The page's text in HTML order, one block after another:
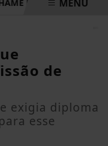
DOCES, PÃES E
MENU
de
exigia diploma
esse